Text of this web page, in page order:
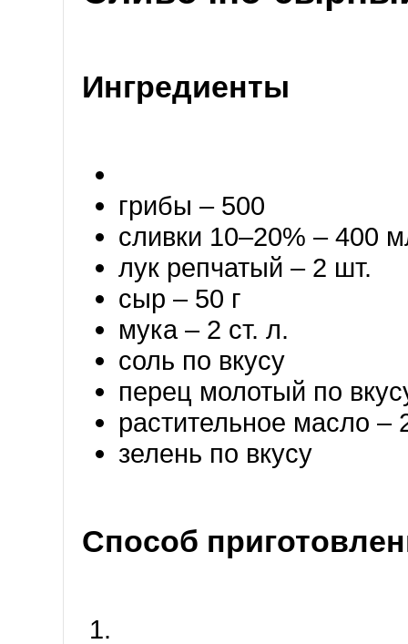
Ингредиенты
грибы – 500
сливки 10–20% – 400
лук репчатый – 2 шт.
сыр – 50 г
мука – 2 ст. л.
соль по вкусу
перец молотый по
растительное масло –
зелень по вкусу
Способ